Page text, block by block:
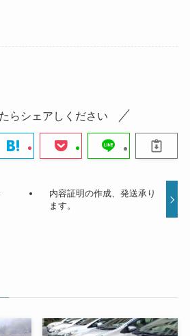
らシェアしください
内容証明の作成、発送承り
ます。